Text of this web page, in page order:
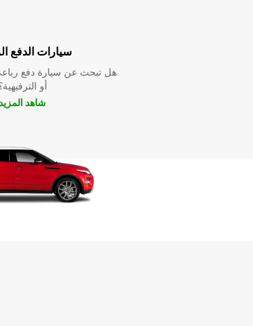
سيارات الدفع
هل تبحث عن سيارة دفع
أو
شاهد